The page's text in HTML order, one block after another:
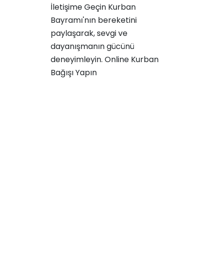
İletişime Geçin Kurban
Bayramı'nın bereketini
paylaşarak, sevgi ve
dayanışmanın gücünü
deneyimleyin. Online Kurban
Bağışı Yapın